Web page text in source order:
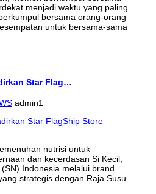
menjadi waktu yang paling
bersama orang-orang
untuk bersama-sama
Star Flag…
admin1
nutrisi untuk
dan kecerdasan Si Kecil,
Indonesia melalui brand
strategis dengan Raja Susu